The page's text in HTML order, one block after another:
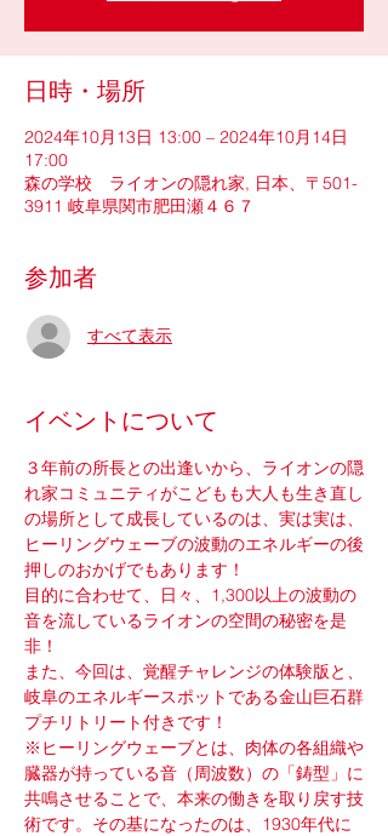
日時・場所
2024年10月13日 13:00 – 2024年10月14日
17:00
森の学校 ライオンの隠れ家, 日本、〒501-
3911 岐阜県関市肥田瀬４６７
参加者
すべて表示
イベントについて
３年前の所長との出逢いから、ライオンの隠
れ家コミュニティがこどもも大人も生き直し
の場所として成長しているのは、実は実は、
ヒーリングウェーブの波動のエネルギーの後
押しのおかげでもあります！
目的に合わせて、日々、1,300以上の波動の
音を流しているライオンの空間の秘密を是
非！
また、今回は、覚醒チャレンジの体験版と、
岐阜のエネルギースポットである金山巨石群
プチリトリート付きです！
※ヒーリングウェーブとは、肉体の各組織や
臓器が持っている音（周波数）の「鋳型」に
共鳴させることで、本来の働きを取り戻す技
術です。その基になったのは、1930年代に